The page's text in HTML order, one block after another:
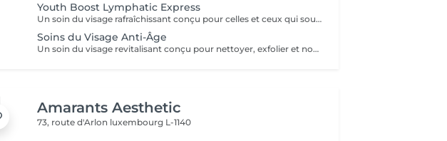
Youth Boost Lymphatic Express
Un soin du visage rafraîchissant conçu pour celles et ceux qui souhaitent obtenir des résultats visibles en peu de temps. Nettoyage, exfoliation et soins ciblés contribuent à révéler un teint frais, lumineux et revitalisé. Un drainage lymphatique du visage peut être intégré sur demande.
Soins du Visage Anti-Âge
Un soin du visage revitalisant conçu pour nettoyer, exfolier et nourrir la peau tout en favorisant un teint frais et éclatant. Associant des produits de soin soigneusement sélectionnés à des techniques de massage relaxantes du visage, ce traitement laisse la peau douce, rafraîchie et parfaitement soignée.
Amarants Aesthetic
73, route d'Arlon luxembourg L-1140